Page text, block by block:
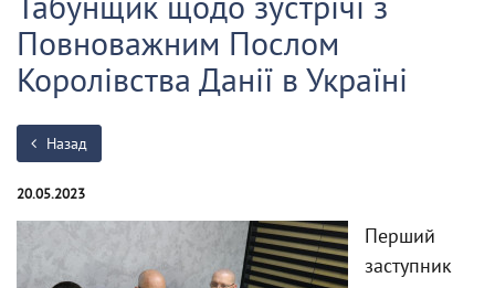
Повноважним Послом
Королівства Данії в Україні
Назад
20.05.2023
Перший
заступник